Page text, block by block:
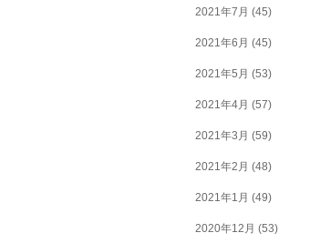
2021年7月 (45)
2021年6月 (45)
2021年5月 (53)
2021年4月 (57)
2021年3月 (59)
2021年2月 (48)
2021年1月 (49)
2020年12月 (53)